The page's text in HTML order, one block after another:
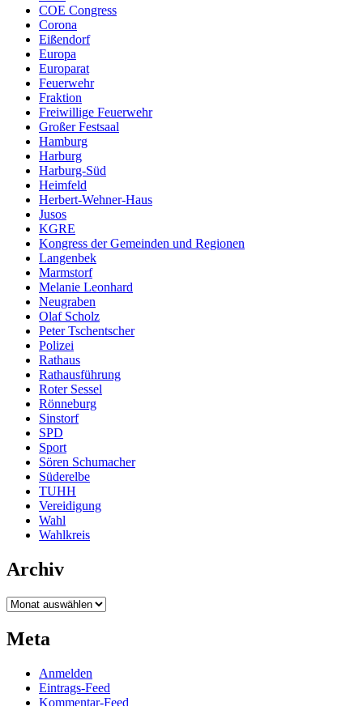
COE Congress
Corona
Eißendorf
Europa
Europarat
Feuerwehr
Fraktion
Freiwillige Feuerwehr
Großer Festsaal
Hamburg
Harburg
Harburg-Süd
Heimfeld
Herbert-Wehner-Haus
Jusos
KGRE
Kongress der Gemeinden und Regionen
Langenbek
Marmstorf
Melanie Leonhard
Neugraben
Olaf Scholz
Peter Tschentscher
Polizei
Rathaus
Rathausführung
Roter Sessel
Rönneburg
Sinstorf
SPD
Sport
Sören Schumacher
Süderelbe
TUHH
Vereidigung
Wahl
Wahlkreis
Archiv
Archiv
Meta
Anmelden
Eintrags-Feed
Kommentar-Feed